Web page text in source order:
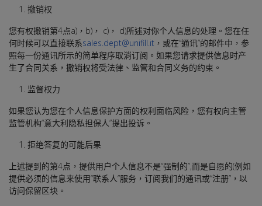
撤销权
您有权撤销第4点a)，b)， c)， d)所述对你个人信息的处理。您在任
何时候可以直接联系sales.dept@unifill.it ，或在“通讯”的邮件中，参
照每一份通讯所示的简单程序取消订阅。如果您请求提供信息时产
生了合同关系，撤销权将受法律、监管和合同义务的约束。
监督权力
如果您认为您在个人信息保护方面的权利面临风险，您有权向主管
监管机构“意大利隐私担保人”提出投诉。
拒绝答复的可能后果
上述提到的第4点，提供用户个人信息不是“强制的”,而是自愿的(例如
提供必须的信息来使用“联系人”服务，订阅我们的通讯或“注册”，以
访问保留区块。